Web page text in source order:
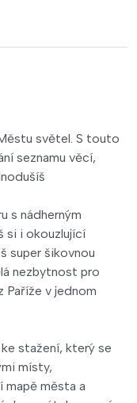
světel. S touto
seznamu věcí,
s nádherným
si i okouzlující
super šikovnou
nezbytnost pro
v jednom
stažení, který se
místy,
města a